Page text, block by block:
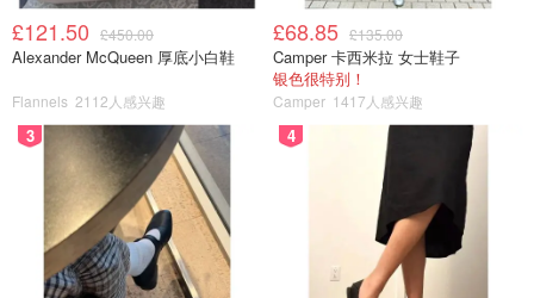
£121.50 £450.00
Alexander McQueen 厚底小白鞋
Flannels 2112人感兴趣
£68.85 £135.00
Camper 卡西米拉 女士鞋子
银色很特别！
Camper 1417人感兴趣
3 4